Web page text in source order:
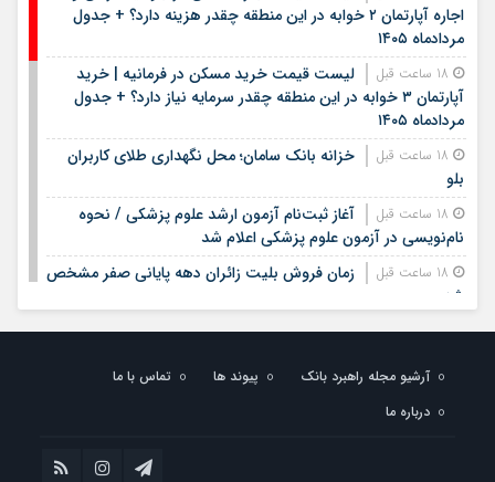
اجاره آپارتمان ۲ خوابه در این منطقه چقدر هزینه دارد؟ + جدول
مردادماه ۱۴۰۵
لیست قیمت خرید مسکن در فرمانیه | خرید
آپارتمان ۳ خوابه در این منطقه چقدر سرمایه نیاز دارد؟ + جدول
مردادماه ۱۴۰۵
خزانه بانک سامان؛ محل نگهداری طلای کاربران
بلو
آغاز ثبت‌نام آزمون ارشد علوم پزشکی / نحوه
نام‌نویسی در آزمون علوم پزشکی اعلام شد
زمان فروش بلیت زائران دهه پایانی صفر مشخص
شد
21 ساعت قبل
مدیرعامل بانک سپه فرارسیدن روز خبرنگار را به
بیمه معلم سیناد ۱۴۰۵ | ورود به سامانه سیناد بیمه
معلم و پیگیری خسارت درمان تکمیلی | لینک مستقیم و راهنمای
بیمه سلامت روستایی چیست؟ | شرایط بیمه سلامت
آرشیو مجله راهبرد بانک پیوند ها
تماس با ما
درباره ما